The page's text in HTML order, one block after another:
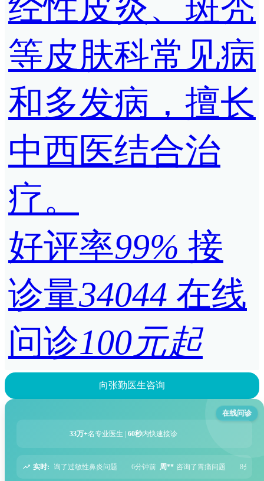
等皮肤科常见病
和多发病，擅长
中西医结合治
疗。
好评率99% 接
诊量34044 在线
问诊100元起
向张勤医生咨询
在线问诊
33万+名专业医生 | 60秒内快速接诊
实时:
6分钟前 周** 咨询了胃痛问题 8分钟前 王** 咨询了头痛问题 12分